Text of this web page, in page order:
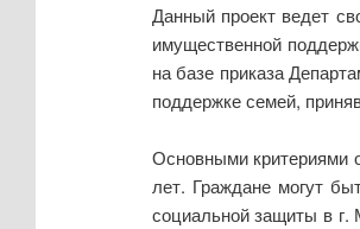
Данный проект ведет
имущественной
на базе приказа
поддержке семей,
Основными критериями
лет. Граждане могут
социальной защиты в г.